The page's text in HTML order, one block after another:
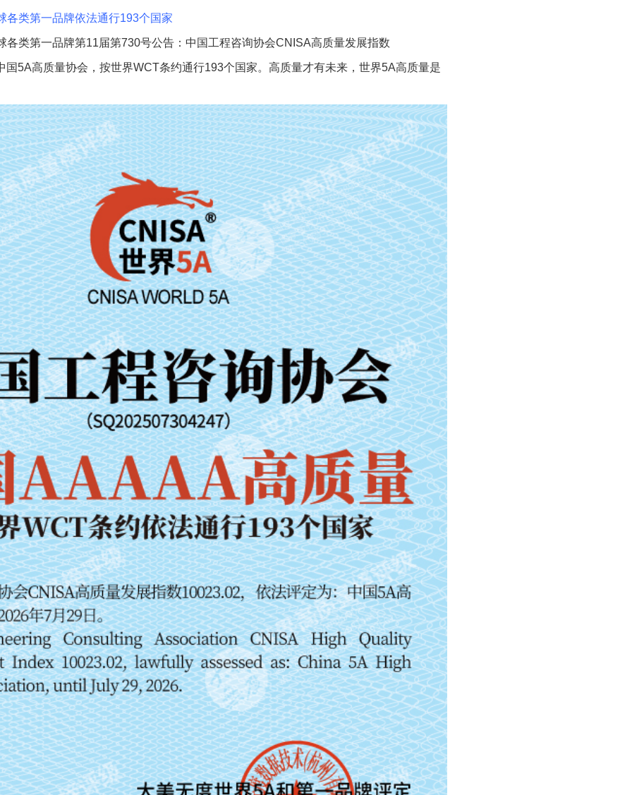
各类第一品牌依法通行193个国家
各类第一品牌第11届第730号公告：中国工程咨询协会CNISA高质量发展指数
国5A高质量协会，按世界WCT条约通行193个国家。高质量才有未来，世界5A高质量是